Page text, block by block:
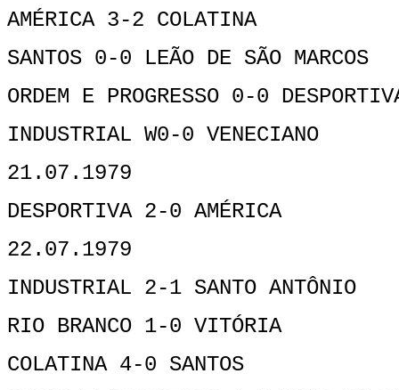
AMÉRICA 3-2 COLATINA
SANTOS 0-0 LEÃO DE SÃO MARCOS
ORDEM E PROGRESSO 0-0
INDUSTRIAL W0-0 VENECIANO
21.07.1979
DESPORTIVA 2-0 AMÉRICA
22.07.1979
INDUSTRIAL 2-1 SANTO ANTÔNIO
RIO BRANCO 1-0 VITÓRIA
COLATINA 4-0 SANTOS